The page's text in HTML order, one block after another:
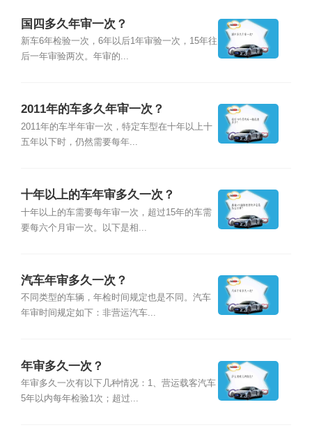
国四多久年审一次？
新车6年检验一次，6年以后1年审验一次，15年往
后一年审验两次。年审的...
2011年的车多久年审一次？
2011年的车半年审一次，特定车型在十年以上十
五年以下时，仍然需要每年...
十年以上的车年审多久一次？
十年以上的车需要每年审一次，超过15年的车需
要每六个月审一次。以下是相...
汽车年审多久一次？
不同类型的车辆，年检时间规定也是不同。汽车
年审时间规定如下：非营运汽车...
年审多久一次？
年审多久一次有以下几种情况：1、营运载客汽车
5年以内每年检验1次；超过...